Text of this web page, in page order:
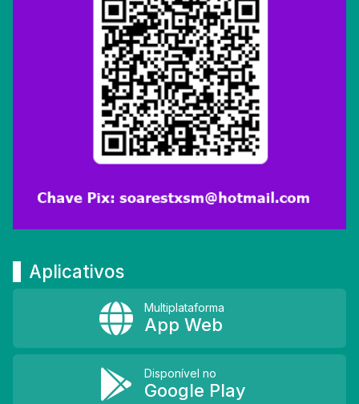
Aplicativos
Multiplataforma
App Web
Disponível no
Google Play